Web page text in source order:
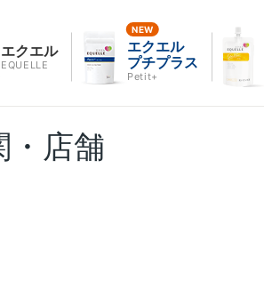
エクエル
EQUELLE
エクエル
プチプラス
Petit+
・店舗